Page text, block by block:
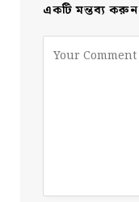
একটি মন্তব্য করুন